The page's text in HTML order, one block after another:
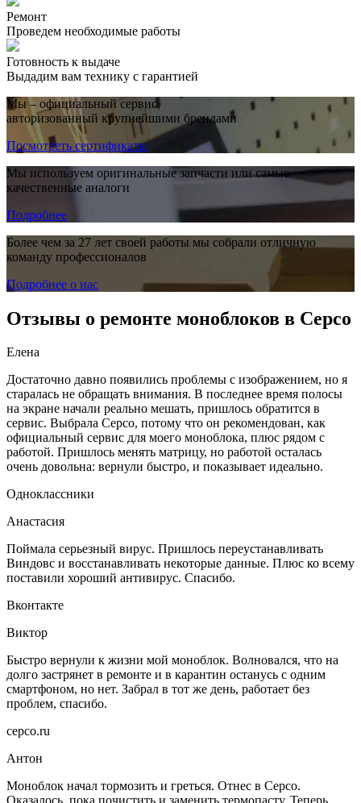
Ремонт
Проведем необходимые работы
Готовность к выдаче
Выдадим вам технику с гарантией
Мы – официальный сервис,
авторизованный крупнейшими брендами
Посмотреть сертификаты
Мы используем оригинальные запчасти или самые
качественные аналоги
Подробнее
Более чем за 27 лет своей работы мы собрали отличную
команду профессионалов
Подробнее о нас
Отзывы о ремонте моноблоков в Серсо
Елена
Достаточно давно появились проблемы с изображением, но я
старалась не обращать внимания. В последнее время полосы
на экране начали реально мешать, пришлось обратится в
сервис. Выбрала Серсо, потому что он рекомендован, как
официальный сервис для моего моноблока, плюс рядом с
работой. Пришлось менять матрицу, но работой осталась
очень довольна: вернули быстро, и показывает идеально.
Одноклассники
Анастасия
Поймала серьезный вирус. Пришлось переустанавливать
Виндовс и восстанавливать некоторые данные. Плюс ко всему
поставили хороший антивирус. Спасибо.
Вконтакте
Виктор
Быстро вернули к жизни мой моноблок. Волновался, что на
долго застрянет в ремонте и в карантин останусь с одним
смартфоном, но нет. Забрал в тот же день, работает без
проблем, спасибо.
серсо.ru
Антон
Моноблок начал тормозить и греться. Отнес в Серсо.